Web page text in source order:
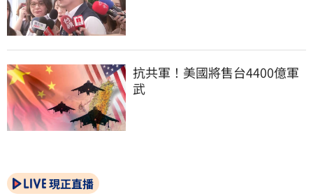
抗共軍！美國將售台4400億軍
武
現正直播